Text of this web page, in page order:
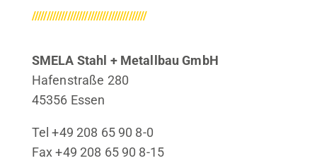
///////////////////////////////////////
SMELA Stahl + Metallbau GmbH
Hafenstraße 280
45356 Essen
Tel +49 208 65 90 8-0
Fax +49 208 65 90 8-15